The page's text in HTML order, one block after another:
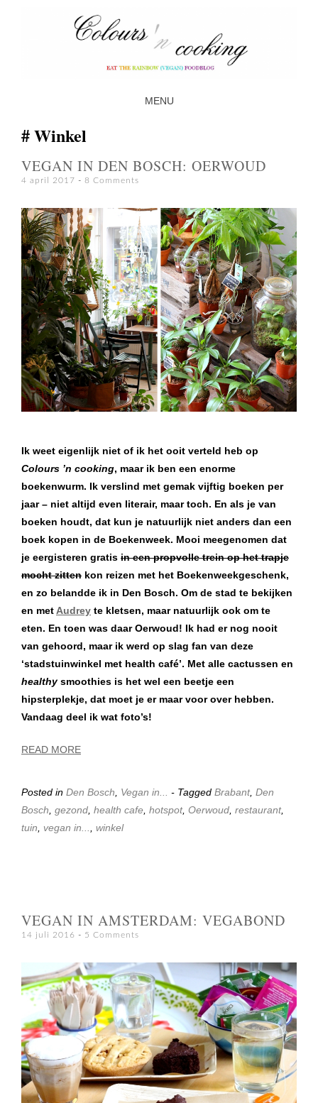
MENU
Winkel
VEGAN IN DEN BOSCH: OERWOUD
4 april 2017 8 Comments
Ik weet eigenlijk niet of ik het ooit verteld heb op
Colours ’n cooking, maar ik ben een enorme
boekenwurm. Ik verslind met gemak vijftig boeken per
jaar – niet altijd even literair, maar toch. En als je van
boeken houdt, dat kun je natuurlijk niet anders dan een
boek kopen in de Boekenweek. Mooi meegenomen dat
je eergisteren gratis in een propvolle trein op het trapje
mocht zitten kon reizen met het Boekenweekgeschenk,
en zo belandde ik in Den Bosch. Om de stad te bekijken
en met Audrey te kletsen, maar natuurlijk ook om te
eten. En toen was daar Oerwoud! Ik had er nog nooit
van gehoord, maar ik werd op slag fan van deze
‘stadstuinwinkel met health café’. Met alle cactussen en
healthysmoothies is het wel een beetje een
hipsterplekje, dat moet je er maar voor over hebben.
Vandaag deel ik wat foto’s!
READ MORE
Posted in Den Bosch Vegan in... - Tagged Brabant, Den
Bosch gezond health cafe hotspot, Oerwoud restaurant,
tuin
vegan in... winkel
VEGAN IN AMSTERDAM: VEGABOND
14 juli 2016 5 Comments